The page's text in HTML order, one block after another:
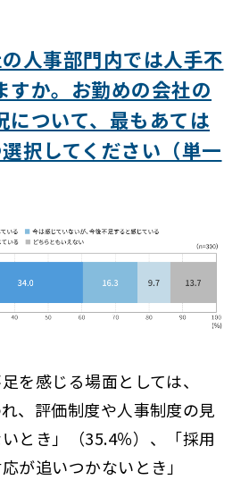
人事部門内では人手不
すか。お勤めの会社の
について、最もあては
択してください（単一
を感じる場面としては、
れ、評価制度や人事制度の見
とき」（35.4％）、「採用
が追いつかないとき」